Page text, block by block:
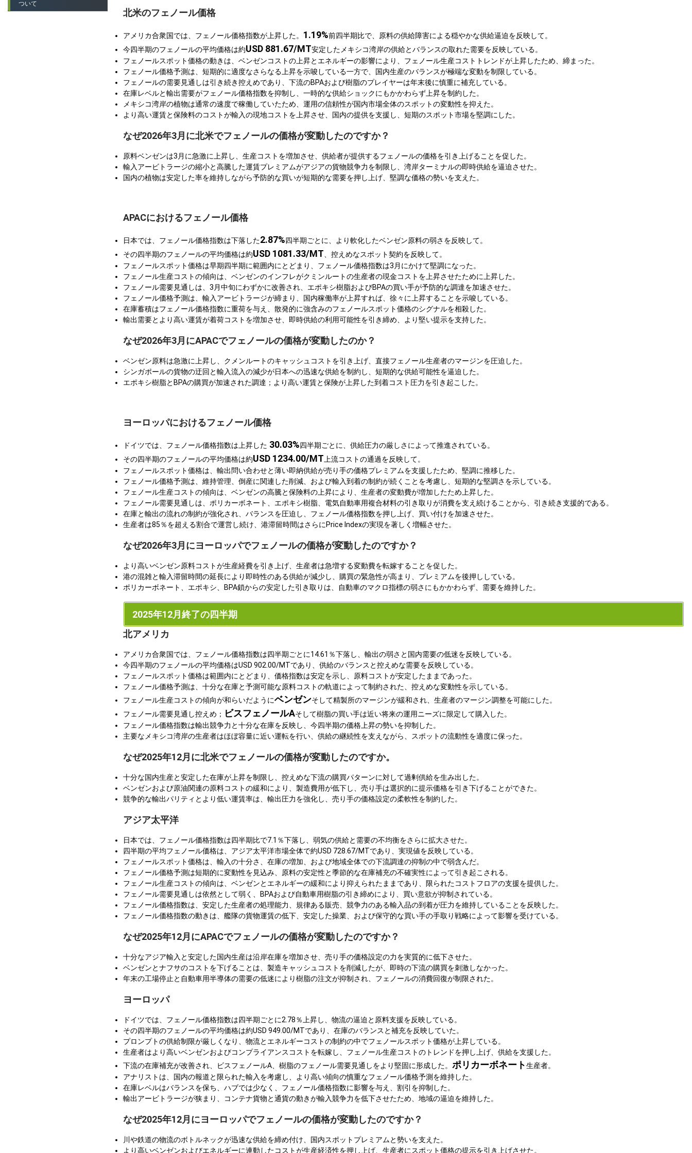
ついて
北米のフェノール価格
アメリカ合衆国では、フェノール価格指数が上昇した。 1.19%前四半期比で、原料の供給障害による穏やかな供給逼迫を反映して。
今四半期のフェノールの平均価格は約USD 881.67/MT安定したメキシコ湾岸の供給とバランスの取れた需要を反映している。
フェノールスポット価格の動きは、ベンゼンコストの上昇とエネルギーの影響により、フェノール生産コストトレンドが上昇したため、締まった。
フェノール価格予測は、短期的に適度なさらなる上昇を示唆している一方で、国内生産のバランスが極端な変動を制限している。
フェノールの需要見通しは引き続き控えめであり、下流のBPAおよび樹脂のプレイヤーは年末後に慎重に補充している。
在庫レベルと輸出需要がフェノール価格指数を抑制し、一時的な供給ショックにもかかわらず上昇を制約した。
メキシコ湾岸の植物は通常の速度で稼働していたため、運用の信頼性が国内市場全体のスポットの変動性を抑えた。
より高い運賃と保険料のコストが輸入の現地コストを上昇させ、国内の提供を支援し、短期のスポット市場を堅調にした。
なぜ2026年3月に北米でフェノールの価格が変動したのですか？
原料ベンゼンは3月に急激に上昇し、生産コストを増加させ、供給者が提供するフェノールの価格を引き上げることを促した。
輸入アービトラージの縮小と高騰した運賃プレミアムがアジアの貨物競争力を制限し、湾岸ターミナルの即時供給を逼迫させた。
国内の植物は安定した率を維持しながら予防的な買いが短期的な需要を押し上げ、堅調な価格の勢いを支えた。
APACにおけるフェノール価格
日本では、フェノール価格指数は下落した2.87%四半期ごとに、より軟化したベンゼン原料の弱さを反映して。
その四半期のフェノールの平均価格は約USD 1081.33/MT 、控えめなスポット契約を反映して。
フェノールスポット価格は早期四半期に範囲内にとどまり、フェノール価格指数は3月にかけて堅調になった。
フェノール生産コストの傾向は、ベンゼンのインフレがクミンルートの生産者の現金コストを上昇させたために上昇した。
フェノール需要見通しは、3月中旬にわずかに改善され、エポキシ樹脂およびBPAの買い手が予防的な調達を加速させた。
フェノール価格予測は、輸入アービトラージが締まり、国内稼働率が上昇すれば、徐々に上昇することを示唆している。
在庫蓄積はフェノール価格指数に重荷を与え、散発的に強含みのフェノールスポット価格のシグナルを相殺した。
輸出需要とより高い運賃が着荷コストを増加させ、即時供給の利用可能性を引き締め、より堅い提示を支持した。
なぜ2026年3月にAPACでフェノールの価格が変動したのか？
ベンゼン原料は急激に上昇し、クメンルートのキャッシュコストを引き上げ、直接フェノール生産者のマージンを圧迫した。
シンガポールの貨物の迂回と輸入流入の減少が日本への迅速な供給を制約し、短期的な供給可能性を逼迫した。
エポキシ樹脂とBPAの購買が加速された調達；より高い運賃と保険が上昇した到着コスト圧力を引き起こした。
ヨーロッパにおけるフェノール価格
ドイツでは、フェノール価格指数は上昇した 30.03%四半期ごとに、供給圧力の厳しさによって推進されている。
その四半期のフェノールの平均価格は約USD 1234.00/MT 上流コストの通過を反映して。
フェノールスポット価格は、輸出問い合わせと薄い即納供給が売り手の価格プレミアムを支援したため、堅調に推移した。
フェノール価格予測は、維持管理、倒産に関連した削減、および輸入到着の制約が続くことを考慮し、短期的な堅調さを示している。
フェノール生産コストの傾向は、ベンゼンの高騰と保険料の上昇により、生産者の変動費が増加したため上昇した。
フェノール需要見通しは、ポリカーボネート、エポキシ樹脂、電気自動車用複合材料の引き取りが消費を支え続けることから、引き続き支援的である。
在庫と輸出の流れの制約が強化され、バランスを圧迫し、フェノール価格指数を押し上げ、買い付けを加速させた。
生産者は85％を超える割合で運営し続け、港滞留時間はさらにPrice Indexの実現を著しく増幅させた。
なぜ2026年3月にヨーロッパでフェノールの価格が変動したのですか？
より高いベンゼン原料コストが生産経費を引き上げ、生産者は急増する変動費を転嫁することを促した。
港の混雑と輸入滞留時間の延長により即時性のある供給が減少し、購買の緊急性が高まり、プレミアムを後押ししている。
ポリカーボネート、エポキシ、BPA鎖からの安定した引き取りは、自動車のマクロ指標の弱さにもかかわらず、需要を維持した。
2025年12月終了の四半期
北アメリカ
アメリカ合衆国では、フェノール価格指数は四半期ごとに14.61％下落し、輸出の弱さと国内需要の低迷を反映している。
今四半期のフェノールの平均価格はUSD 902.00/MTであり、供給のバランスと控えめな需要を反映している。
フェノールスポット価格は範囲内にとどまり、価格指数は安定を示し、原料コストが安定したままであった。
フェノール価格予測は、十分な在庫と予測可能な原料コストの軌道によって制約された、控えめな変動性を示している。
フェノール生産コストの傾向が和らいだようにベンゼンそして精製所のマージンが緩和され、生産者のマージン調整を可能にした。
フェノール需要見通し控えめ； ビスフェノールAそして樹脂の買い手は近い将来の運用ニーズに限定して購入した。
フェノール価格指数は輸出競争力と十分な在庫を反映し、今四半期の価格上昇の勢いを抑制した。
主要なメキシコ湾岸の生産者はほぼ容量に近い運転を行い、供給の継続性を支えながら、スポットの流動性を適度に保った。
なぜ2025年12月に北米でフェノールの価格が変動したのですか。
十分な国内生産と安定した在庫が上昇を制限し、控えめな下流の購買パターンに対して過剰供給を生み出した。
ベンゼンおよび原油関連の原料コストの緩和により、製造費用が低下し、売り手は選択的に提示価格を引き下げることができた。
競争的な輸出パリティとより低い運賃率は、輸出圧力を強化し、売り手の価格設定の柔軟性を制約した。
アジア太平洋
日本では、フェノール価格指数は四半期比で7.1％下落し、弱気の供給と需要の不均衡をさらに拡大させた。
四半期の平均フェノール価格は、アジア太平洋市場全体で約USD 728.67/MTであり、実現値を反映している。
フェノールスポット価格は、輸入の十分さ、在庫の増加、および地域全体での下流調達の抑制の中で弱含んだ。
フェノール価格予測は短期的に変動性を見込み、原料の安定性と季節的な在庫補充の不確実性によって引き起こされる。
フェノール生産コストの傾向は、ベンゼンとエネルギーの緩和により抑えられたままであり、限られたコストフロアの支援を提供した。
フェノール需要見通しは依然として弱く、BPAおよび自動車用樹脂の引き締めにより、買い意欲が抑制されている。
フェノール価格指数は、安定した生産者の処理能力、規律ある販売、競争力のある輸入品の到着が圧力を維持していることを反映した。
フェノール価格指数の動きは、艦隊の貨物運賃の低下、安定した操業、および保守的な買い手の手取り戦略によって影響を受けている。
なぜ2025年12月にAPACでフェノールの価格が変動したのですか？
十分なアジア輸入と安定した国内生産は沿岸在庫を増加させ、売り手の価格設定の力を実質的に低下させた。
ベンゼンとナフサのコストを下げることは、製造キャッシュコストを削減したが、即時の下流の購買を刺激しなかった。
年末の工場停止と自動車用半導体の需要の低迷により樹脂の注文が抑制され、フェノールの消費回復が制限された。
ヨーロッパ
ドイツでは、フェノール価格指数は四半期ごとに2.78％上昇し、物流の逼迫と原料支援を反映している。
その四半期のフェノールの平均価格は約USD 949.00/MTであり、在庫のバランスと補充を反映していた。
プロンプトの供給制限が厳しくなり、物流とエネルギーコストの制約の中でフェノールスポット価格が上昇している。
生産者はより高いベンゼンおよびコンプライアンスコストを転嫁し、フェノール生産コストのトレンドを押し上げ、供給を支援した。
下流の在庫補充が改善され、ビスフェノールA、樹脂のフェノール需要見通しをより堅固に形成した。 ポリカーボネート生産者。
アナリストは、国内の報道と限られた輸入を考慮し、より高い傾向の慎重なフェノール価格予測を維持した。
在庫レベルはバランスを保ち、ハブでは少なく、フェノール価格指数に影響を与え、割引を抑制した。
輸出アービトラージが狭まり、コンテナ貨物と通貨の動きが輸入競争力を低下させたため、地域の逼迫を維持した。
なぜ2025年12月にヨーロッパでフェノールの価格が変動したのですか？
川や鉄道の物流のボトルネックが迅速な供給を締め付け、国内スポットプレミアムと勢いを支えた。
より高いベンゼンおよびエネルギーに連動したコストが生産経済性を押し上げ、生産者にスポット価格の提示を引き上げさせた。